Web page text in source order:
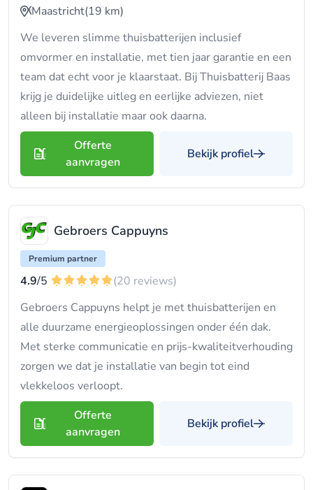
Maastricht(19 km)
We leveren slimme thuisbatterijen inclusief
omvormer en installatie, met tien jaar garantie en een
team dat echt voor je klaarstaat. Bij Thuisbatterij Baas
krijg je duidelijke uitleg en eerlijke adviezen, niet
alleen bij installatie maar ook daarna.
Offerte
aanvragen
Bekijk profiel
Gebroers Cappuyns
Premium partner
4.9/5
(20 reviews)
Gebroers Cappuyns helpt je met thuisbatterijen en
alle duurzame energieoplossingen onder één dak.
Met sterke communicatie en prijs-kwaliteitverhouding
zorgen we dat je installatie van begin tot eind
vlekkeloos verloopt.
Offerte
aanvragen
Bekijk profiel